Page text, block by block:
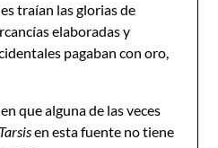
traían las glorias de
elaboradas y
pagaban con oro,
que alguna de las veces
Tarsisen esta fuente no tiene